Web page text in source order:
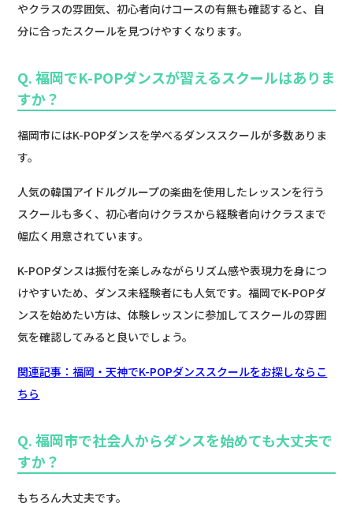
やクラスの雰囲気、初心者向けコースの有無も確認すると、自
分に合ったスクールを見つけやすくなります。
Q. 福岡でK-POPダンスが習えるスクールはありま
すか？
福岡市にはK-POPダンスを学べるダンススクールが多数ありま
す。
人気の韓国アイドルグループの楽曲を使用したレッスンを行う
スクールも多く、初心者向けクラスから経験者向けクラスまで
幅広く用意されています。
K-POPダンスは振付を楽しみながらリズム感や表現力を身につ
けやすいため、ダンス未経験者にも人気です。福岡でK-POPダ
ンスを始めたい方は、体験レッスンに参加してスクールの雰囲
気を確認してみると良いでしょう。
関連記事：福岡・天神でK-POPダンススクールをお探しならこ
ちら
Q. 福岡市で社会人からダンスを始めても大丈夫で
すか？
もちろん大丈夫です。